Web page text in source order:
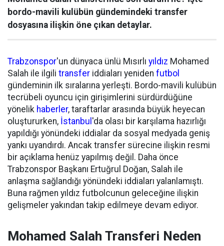
bordo-mavili kulübün gündemindeki transfer
dosyasına ilişkin öne çıkan detaylar.
Trabzonspor'un dünyaca ünlü Mısırlı yıldız Mohamed
Salah ile ilgili transfer iddiaları yeniden futbol
gündeminin ilk sıralarına yerleşti. Bordo-mavili kulübün
tecrübeli oyuncu için girişimlerini sürdürdüğüne
yönelik haberler, taraftarlar arasında büyük heyecan
oluştururken, İstanbul 'da olası bir karşılama hazırlığı
yapıldığı yönündeki iddialar da sosyal medyada geniş
yankı uyandırdı. Ancak transfer sürecine ilişkin resmi
bir açıklama henüz yapılmış değil. Daha önce
Trabzonspor Başkanı Ertuğrul Doğan, Salah ile
anlaşma sağlandığı yönündeki iddiaları yalanlamıştı.
Buna rağmen yıldız futbolcunun geleceğine ilişkin
gelişmeler yakından takip edilmeye devam ediyor.
Mohamed Salah Transferi Neden